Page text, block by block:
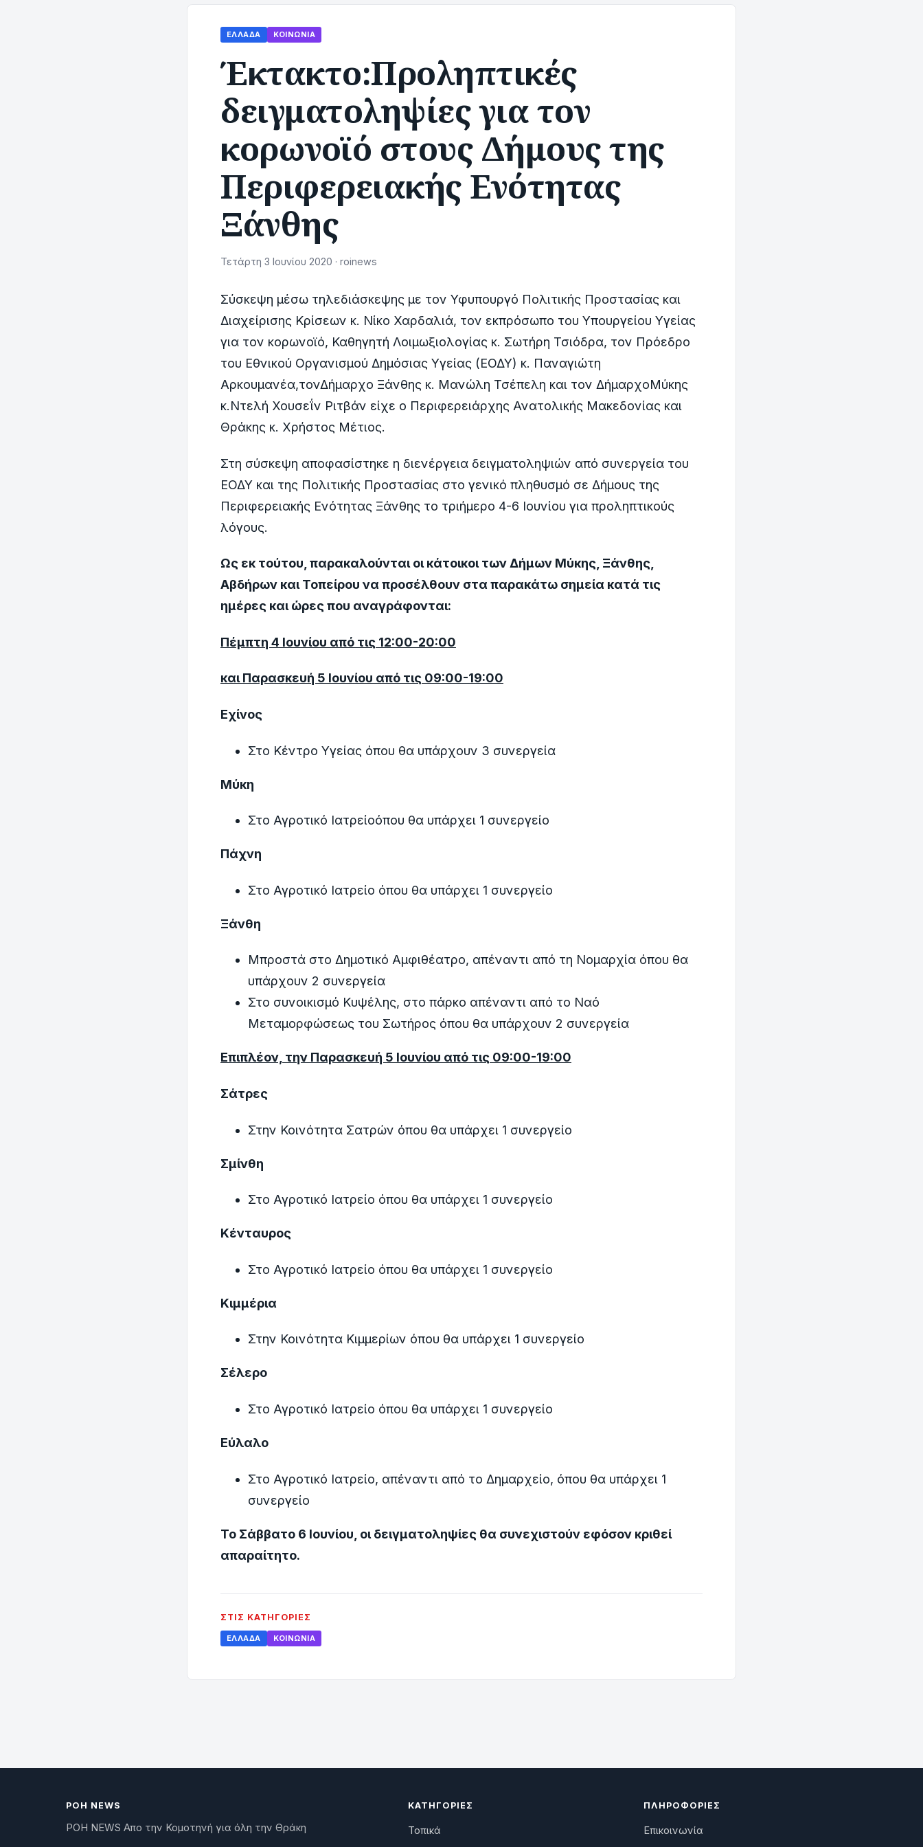
ΕΛΛΆΔΑ ΚΟΙΝΩΝΊΑ
Έκτακτο:Προληπτικές
δειγματοληψίες για τον
κορωνοϊό στους Δήμους της
Περιφερειακής Ενότητας
Ξάνθης
Τετάρτη 3 Ιουνίου 2020 · roinews
Σύσκεψη μέσω τηλεδιάσκεψης με τον Υφυπουργό Πολιτικής Προστασίας και
Διαχείρισης Κρίσεων κ. Νίκο Χαρδαλιά, τον εκπρόσωπο του Υπουργείου Υγείας
για τον κορωνοϊό, Καθηγητή Λοιμωξιολογίας κ. Σωτήρη Τσιόδρα, τον Πρόεδρο
του Εθνικού Οργανισμού Δημόσιας Υγείας (ΕΟΔΥ) κ. Παναγιώτη
Αρκουμανέα,τονΔήμαρχο Ξάνθης κ. Μανώλη Τσέπελη και τον ΔήμαρχοΜύκης
κ.Ντελή Χουσεΐν Ριτβάν είχε ο Περιφερειάρχης Ανατολικής Μακεδονίας και
Θράκης κ. Χρήστος Μέτιος.
Στη σύσκεψη αποφασίστηκε η διενέργεια δειγματοληψιών από συνεργεία του
ΕΟΔΥ και της Πολιτικής Προστασίας στο γενικό πληθυσμό σε Δήμους της
Περιφερειακής Ενότητας Ξάνθης το τριήμερο 4-6 Ιουνίου για προληπτικούς
λόγους.
Ως εκ τούτου, παρακαλούνται οι κάτοικοι των Δήμων Μύκης, Ξάνθης,
Αβδήρων και Τοπείρου να προσέλθουν στα παρακάτω σημεία κατά τις
ημέρες και ώρες που αναγράφονται:
Πέμπτη 4 Ιουνίου από τις 12:00-20:00
και Παρασκευή 5 Ιουνίου από τις 09:00-19:00
Εχίνος
Στο Κέντρο Υγείας όπου θα υπάρχουν 3 συνεργεία
Μύκη
Στο Αγροτικό Ιατρείοόπου θα υπάρχει 1 συνεργείο
Πάχνη
Στο Αγροτικό Ιατρείο όπου θα υπάρχει 1 συνεργείο
Ξάνθη
Μπροστά στο Δημοτικό Αμφιθέατρο, απέναντι από τη Νομαρχία όπου θα
υπάρχουν 2 συνεργεία
Στο συνοικισμό Κυψέλης, στο πάρκο απέναντι από το Ναό
Μεταμορφώσεως του Σωτήρος όπου θα υπάρχουν 2 συνεργεία
Επιπλέον, την Παρασκευή 5 Ιουνίου από τις 09:00-19:00
Σάτρες
Στην Κοινότητα Σατρών όπου θα υπάρχει 1 συνεργείο
Σμίνθη
Στο Αγροτικό Ιατρείο όπου θα υπάρχει 1 συνεργείο
Κένταυρος
Στο Αγροτικό Ιατρείο όπου θα υπάρχει 1 συνεργείο
Κιμμέρια
Στην Κοινότητα Κιμμερίων όπου θα υπάρχει 1 συνεργείο
Σέλερο
Στο Αγροτικό Ιατρείο όπου θα υπάρχει 1 συνεργείο
Εύλαλο
Στο Αγροτικό Ιατρείο, απέναντι από το Δημαρχείο, όπου θα υπάρχει 1
συνεργείο
Το Σάββατο 6 Ιουνίου, οι δειγματοληψίες θα συνεχιστούν εφόσον κριθεί
απαραίτητο.
ΣΤΙΣ ΚΑΤΗΓΟΡΊΕΣ
ΕΛΛΆΔΑ ΚΟΙΝΩΝΊΑ
ΡΟΗ NEWS
ΡΟΗ NEWS Απο την Κομοτηνή για όλη την Θράκη
ΚΑΤΗΓΟΡΊΕΣ
Τοπικά
ΠΛΗΡΟΦΟΡΊΕΣ
Επικοινωνία